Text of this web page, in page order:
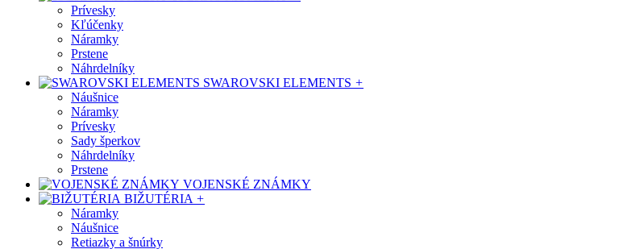
Prívesky
Kľúčenky
Náramky
Prstene
Náhrdelníky
SWAROVSKI ELEMENTS +
Náušnice
Náramky
Prívesky
Sady šperkov
Náhrdelníky
Prstene
VOJENSKÉ ZNÁMKY
BIŽUTÉRIA +
Náramky
Náušnice
Retiazky a šnúrky